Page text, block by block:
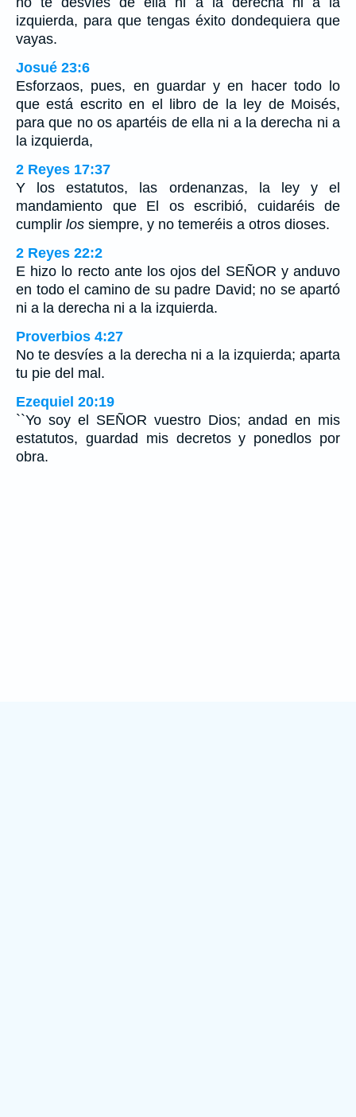
izquierda, para que tengas éxito dondequiera que
vayas.
Josué 23:6
Esforzaos, pues, en guardar y en hacer todo lo
que está escrito en el libro de la ley de Moisés,
para que no os apartéis de ella ni a la derecha ni a
la izquierda,
2 Reyes 17:37
Y los estatutos, las ordenanzas, la ley y el
mandamiento que El os escribió, cuidaréis de
cumplir los siempre, y no temeréis a otros dioses.
2 Reyes 22:2
E hizo lo recto ante los ojos del SEÑOR y anduvo
en todo el camino de su padre David; no se apartó
ni a la derecha ni a la izquierda.
Proverbios 4:27
No te desvíes a la derecha ni a la izquierda; aparta
tu pie del mal.
Ezequiel 20:19
``Yo soy el SEÑOR vuestro Dios; andad en mis
estatutos, guardad mis decretos y ponedlos por
obra.